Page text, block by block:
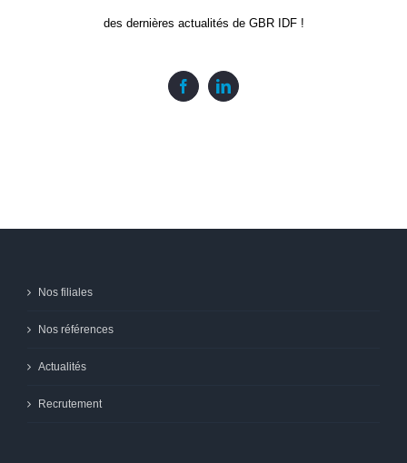
des dernières actualités de GBR IDF !
Nos filiales
Nos références
Actualités
Recrutement